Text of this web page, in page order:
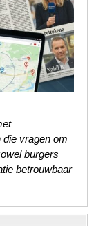
die vragen om
burgers
betrouwbaar